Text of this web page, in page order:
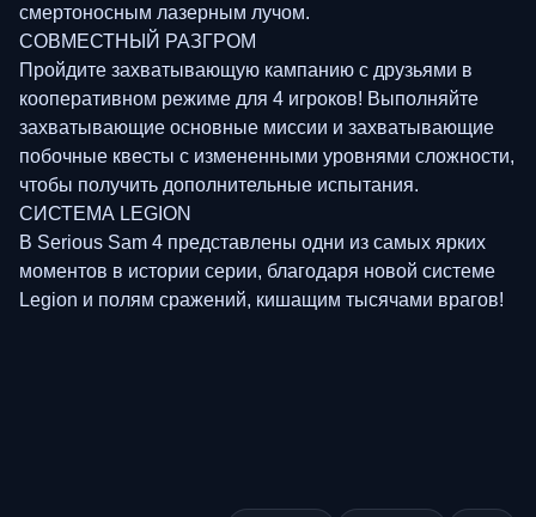
смертоносным лазерным лучом.
СОВМЕСТНЫЙ РАЗГРОМ
Пройдите захватывающую кампанию с друзьями в
кооперативном режиме для 4 игроков! Выполняйте
захватывающие основные миссии и захватывающие
побочные квесты с измененными уровнями сложности,
чтобы получить дополнительные испытания.
СИСТЕМА LEGION
В Serious Sam 4 представлены одни из самых ярких
моментов в истории серии, благодаря новой системе
Legion и полям сражений, кишащим тысячами врагов!